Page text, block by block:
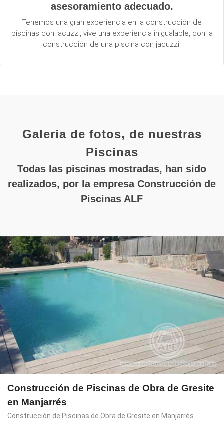
asesoramiento adecuado.
Tenemos una gran experiencia en la construcción de
piscinas con jacuzzi, vive una experiencia inigualable, con la
construcción de una piscina con jacuzzi.
Galeria de fotos, de nuestras
Piscinas
Todas las piscinas mostradas, han sido
realizados, por la empresa Construcción de
Piscinas ALF
Construcción de Piscinas de Obra de Gresite
en Manjarrés
Construcción de Piscinas de Obra de Gresite en Manjarrés